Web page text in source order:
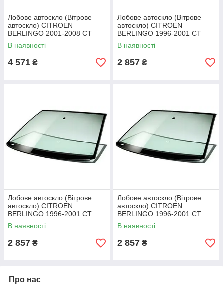
Лобове автоскло (Вітрове
автоскло) CITROEN
BERLINGO 2001-2008 СТ
ВЕТР ТЕПЛООТР+ІЗМ ДЕР
ЗЕРК/PEUGEOT PARTNER
ТЕПЛООТР
В наявності
4 571 ₴
Лобове автоскло (Вітрове
автоскло) CITROEN
BERLINGO 1996-2001 СТ
ВЕТР ЗЛГЛ+ІЗМ ДЕР
ЗЕРК/PEUGEOT PARTNER
В наявності
2 857 ₴
Лобове автоскло (Вітрове
автоскло) CITROEN
BERLINGO 1996-2001 СТ
ВЕТР ЗЛЗЛ+ІЗМ ДЕР ЗЕРК
В наявності
2 857 ₴
Лобове автоскло (Вітрове
автоскло) CITROEN
BERLINGO 1996-2001 СТ
ВЕТР ЗЛГЛ+ІЗМ ДЕР
ЗЕРК/PEUGEOT PARTNER
В наявності
2 857 ₴
Про нас